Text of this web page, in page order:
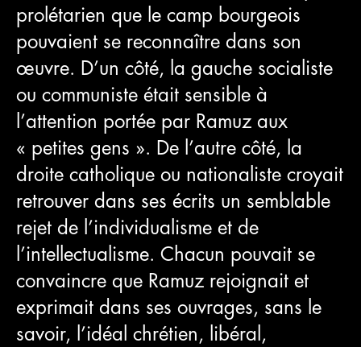
prolétarien que le camp bourgeois
pouvaient se reconnaître dans son
œuvre. D’un côté, la gauche socialiste
ou communiste était sensible à
l’attention portée par Ramuz aux
« petites gens ». De l’autre côté, la
droite catholique ou nationaliste croyait
retrouver dans ses écrits un semblable
rejet de l’individualisme et de
l’intellectualisme. Chacun pouvait se
convaincre que Ramuz rejoignait et
exprimait dans ses ouvrages, sans le
savoir, l’idéal chrétien, libéral,